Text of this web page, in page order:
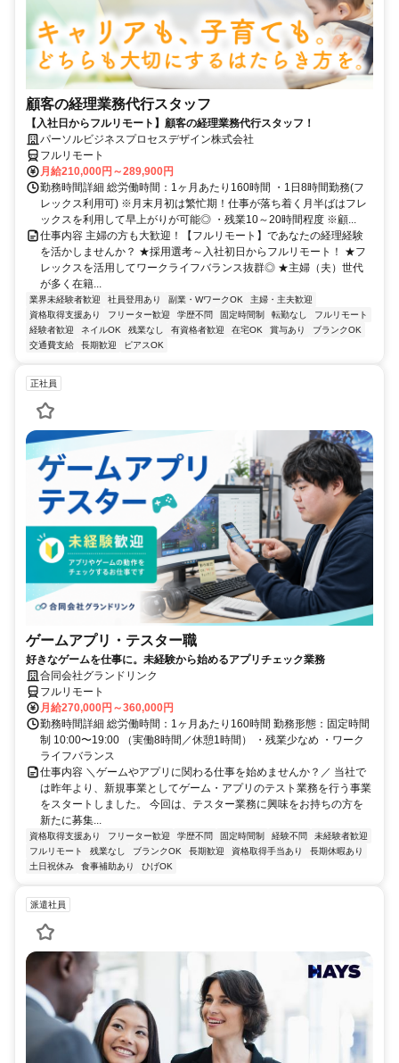
顧客の経理業務代行スタッフ
【入社日からフルリモート】顧客の経理業務代行スタッフ！
パーソルビジネスプロセスデザイン株式会社
フルリモート
月給210,000円～289,900円
勤務時間詳細 総労働時間：1ヶ月あたり160時間 ・1日8時間勤務(フ
レックス利用可) ※月末月初は繁忙期！仕事が落ち着く月半ばはフレ
ックスを利用して早上がりが可能◎ ・残業10～20時間程度 ※顧...
仕事内容 主婦の方も大歓迎！【フルリモート】であなたの経理経験
を活かしませんか？ ★採用選考～入社初日からフルリモート！ ★フ
レックスを活用してワークライフバランス抜群◎ ★主婦（夫）世代
が多く在籍...
業界未経験者歓迎 社員登用あり 副業・WワークOK
主婦・主夫歓迎
資格取得支援あり
フリーター歓迎 学歴不問 固定時間制 転勤なし
フルリモート
経験者歓迎
ネイルOK 残業なし 有資格者歓迎 在宅OK 賞与あり
ブランクOK
交通費支給
長期歓迎 ピアスOK
正社員
ゲームアプリ・テスター職
好きなゲームを仕事に。未経験から始めるアプリチェック業務
合同会社グランドリンク
フルリモート
月給270,000円～360,000円
勤務時間詳細 総労働時間：1ヶ月あたり160時間 勤務形態：固定時間
制 10:00〜19:00 （実働8時間／休憩1時間） ・残業少なめ ・ワーク
ライフバランス
仕事内容 ＼ゲームやアプリに関わる仕事を始めませんか？／ 当社で
は昨年より、新規事業としてゲーム・アプリのテスト業務を行う事業
をスタートしました。 今回は、テスター業務に興味をお持ちの方を
新たに募集...
資格取得支援あり フリーター歓迎 学歴不問 固定時間制 経験不問
未経験者歓迎
フルリモート
残業なし ブランクOK 長期歓迎 資格取得手当あり
長期休暇あり
土日祝休み
食事補助あり ひげOK
派遣社員